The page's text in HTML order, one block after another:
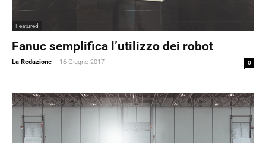
Featured
Fanuc semplifica l’utilizzo dei robot
La Redazione - 16 Giugno 2017 0